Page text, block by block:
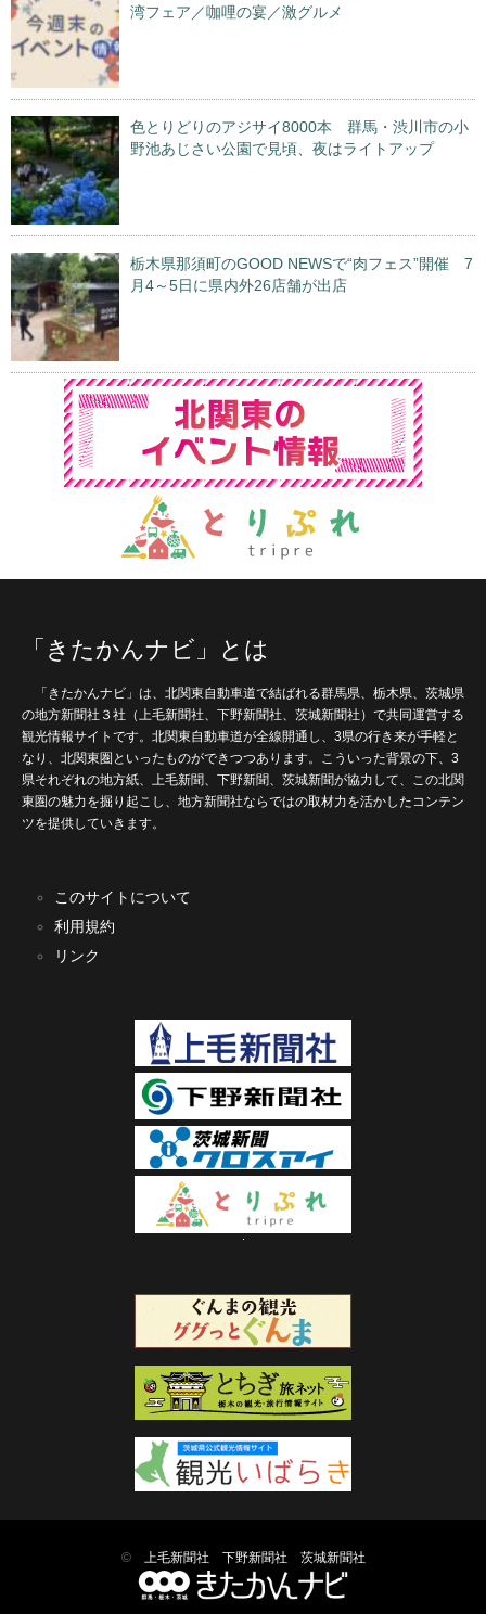
湾フェア／咖哩の宴／激グルメ
色とりどりのアジサイ8000本 群馬・渋川市の小
野池あじさい公園で見頃、夜はライトアップ
栃木県那須町のGOOD NEWSで“肉フェス”開催 7
月4～5日に県内外26店舗が出店
「きたかんナビ」とは
「きたかんナビ」は、北関東自動車道で結ばれる群馬県、栃木県、茨城県
の地方新聞社３社（上毛新聞社、下野新聞社、茨城新聞社）で共同運営する
観光情報サイトです。北関東自動車道が全線開通し、3県の行き来が手軽と
なり、北関東圏といったものができつつあります。こういった背景の下、3
県それぞれの地方紙、上毛新聞、下野新聞、茨城新聞が協力して、この北関
東圏の魅力を掘り起こし、地方新聞社ならではの取材力を活かしたコンテン
ツを提供していきます。
このサイトについて
利用規約
リンク
© 上毛新聞社 下野新聞社 茨城新聞社